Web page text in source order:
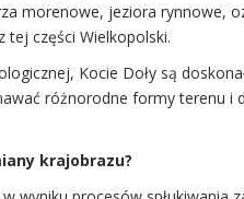
morenowe, jeziora rynnowe,
tej części Wielkopolski.
Kocie Doły są
różnorodne formy terenu i
krajobrazu?